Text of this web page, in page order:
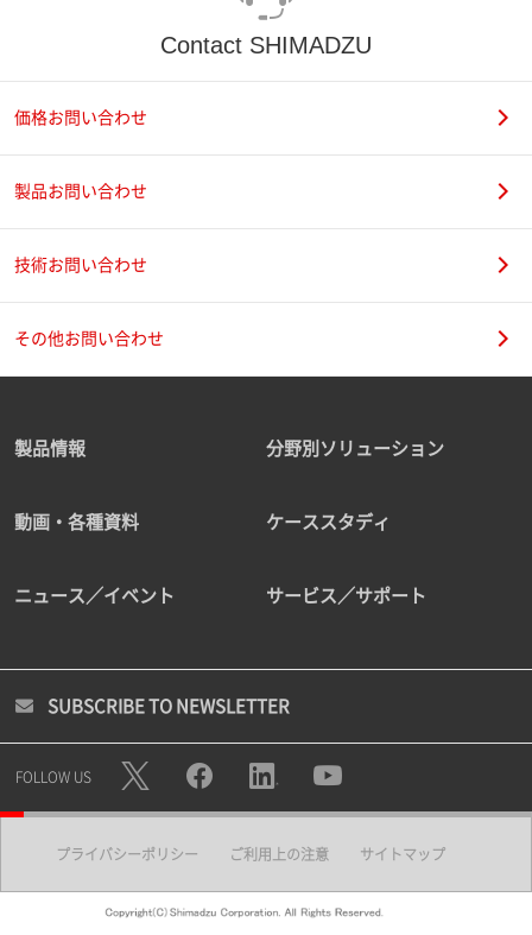
Contact SHIMADZU
価格お問い合わせ
製品お問い合わせ
技術お問い合わせ
その他お問い合わせ
製品情報 分野別ソリューション
動画・各種資料 ケーススタディ
ニュース／イベント サービス／サポート
SUBSCRIBE TO NEWSLETTER
FOLLOW US
プライバシーポリシー ご利用上の注意 サイトマップ